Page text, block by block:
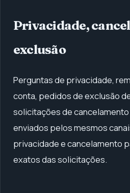
Privacidade,
exclusão
Perguntas de privacidade,
conta, pedidos de exclusão
solicitações de
enviados pelos mesmos
privacidade e cancelamento
exatos das solicitações.